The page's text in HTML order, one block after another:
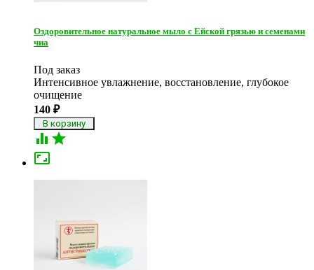
Оздоровительное натуральное мыло с Ейской грязью и семенами
чиа
Под заказ
Интенсивное увлажнение, восстановление, глубокое
очищение
140 ₽
 
